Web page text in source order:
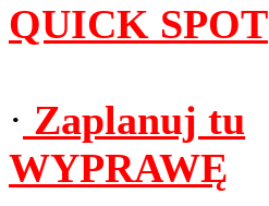
QUICK SPOT
· Zaplanuj tu
WYPRAWĘ